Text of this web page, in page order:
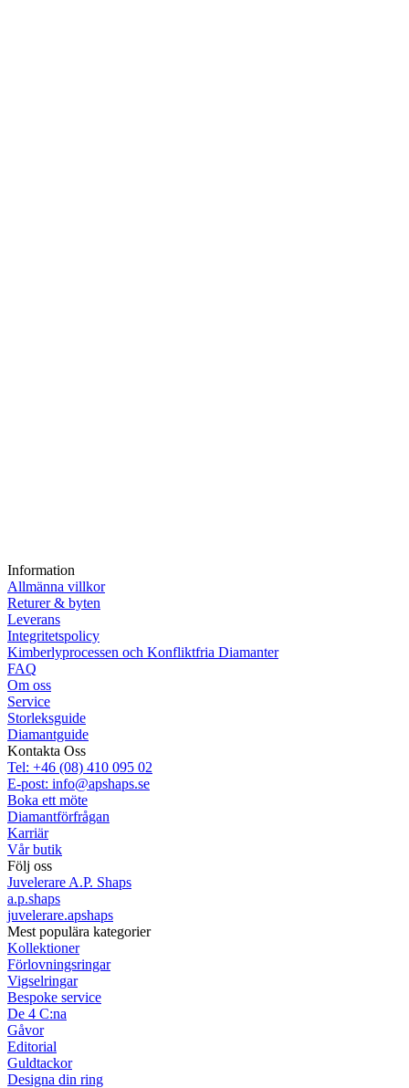
Information
Allmänna villkor
Returer & byten
Leverans
Integritetspolicy
Kimberlyprocessen och Konfliktfria Diamanter
FAQ
Om oss
Service
Storleksguide
Diamantguide
Kontakta Oss
Tel: +46 (08) 410 095 02
E-post: info@apshaps.se
Boka ett möte
Diamantförfrågan
Karriär
Vår butik
Följ oss
Juvelerare A.P. Shaps
a.p.shaps
juvelerare.apshaps
Mest populära kategorier
Kollektioner
Förlovningsringar
Vigselringar
Bespoke service
De 4 C:na
Gåvor
Editorial
Guldtackor
Designa din ring